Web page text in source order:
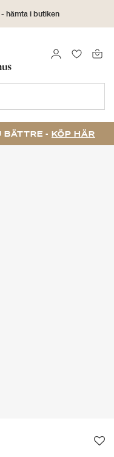
hämta i butiken
LOGGA IN
BÄTTRE - KÖP HÄR